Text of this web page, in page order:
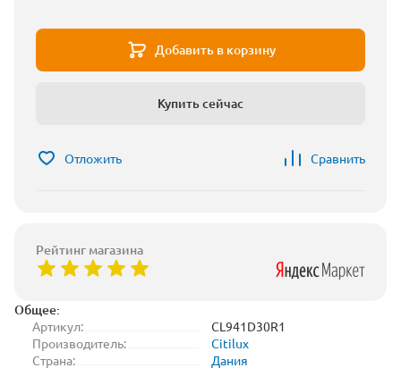
Общее:
Артикул:
CL941D30R1
Производитель:
Citilux
Страна:
Дания
Добавить в корзину
Купить сейчас
Отложить Сравнить
Рейтинг магазина